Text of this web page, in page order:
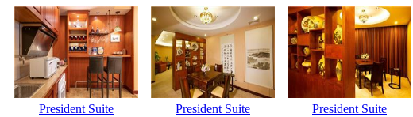
President Suite President Suite President Suite